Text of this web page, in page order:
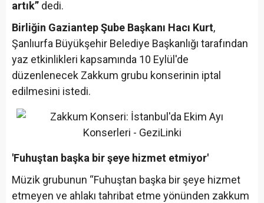
artık” dedi.
Birliğin Gaziantep Şube Başkanı Hacı Kurt,
Şanlıurfa Büyükşehir Belediye Başkanlığı tarafından
yaz etkinlikleri kapsamında 10 Eylül'de
düzenlenecek Zakkum grubu konserinin iptal
edilmesini istedi.
'Fuhuştan başka bir şeye hizmet etmiyor'
Müzik grubunun “Fuhuştan başka bir şeye hizmet
etmeyen ve ahlakı tahribat etme yönünden zakkum